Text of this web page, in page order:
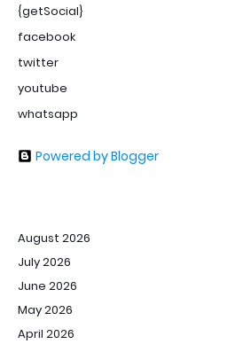
{getSocial}
facebook
twitter
youtube
whatsapp
Powered by Blogger
August 2026
July 2026
June 2026
May 2026
April 2026